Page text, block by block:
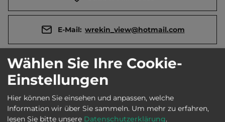
E-Mail: wrekin_view@hotmail.com
Telefon: 0044 7904 445544
Öffnungszeiten: Ganzjährig geöffnet
Wählen Sie Ihre Cookie-
Einstellungen
Hier können Sie einsehen und anpassen, welche
Information wir über Sie sammeln. Um mehr zu erfahren,
lesen Sie bitte unsere Datenschutzerklärung.